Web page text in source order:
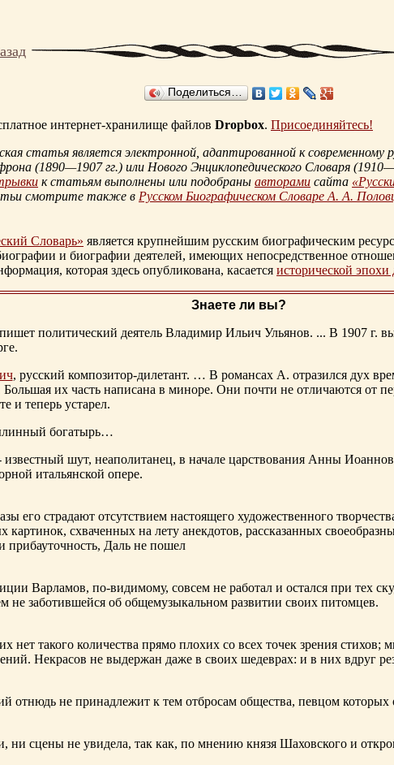
Поделиться…
интернет-хранилище файлов Dropbox. Присоединяйтесь!
статья является электронной, адаптированной к современному
(1890—1907 гг.) или Нового Энциклопедического Словаря (
к статьям выполнены или подобраны авторами сайта
смотрите также в Русском Биографическом Словаре А. А.
Словарь» является крупнейшим русским биографическим
и биографии деятелей, имеющих непосредственное
которая здесь опубликована, касается исторической эпохи
Знаете ли вы?
политический деятель Владимир Ильич Ульянов. ... В 1907 г.
, русский композитор-дилетант. … В романсах А. отразился дух
их часть написана в миноре. Они почти не отличаются от
и теперь устарел.
богатырь…
шут, неаполитанец, в начале царствования Анны
итальянской опере.
его страдают отсутствием настоящего художественного
схваченных на лету анекдотов, рассказанных
Даль не пошел
Варламов, по-видимому, совсем не работал и остался при тех
не заботившейся об общемузыкальном развитии своих питомцев.
нет такого количества прямо плохих со всех точек зрения стихов;
Некрасов не выдержан даже в своих шедеврах: и в них вдруг
отнюдь не принадлежит к тем отбросам общества, певцом которых
ни сцены не увидела, так как, по мнению князя Шаховского и